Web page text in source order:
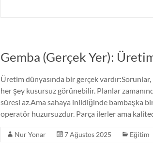
Gemba (Gerçek Yer):
Üretim dünyasında bir gerçek
her şey kusursuz görünebilir. Planlar
süresi az.Ama sahaya inildiğinde bambaşka
operatör huzursuzdur. Parça ilerler ama
Nur Yonar 7 Ağustos 2025 Eğitim